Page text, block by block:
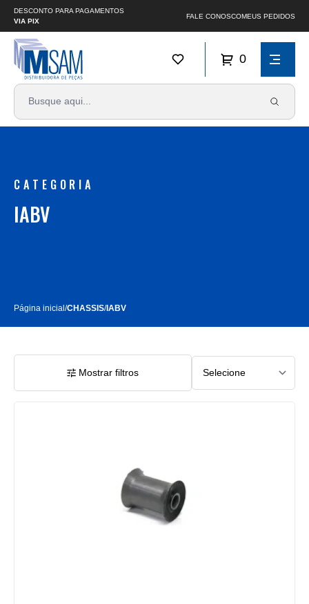
DESCONTO PARA PAGAMENTOS
VIA PIX
FALE CONOSCOMEUS PEDIDOS
0
CATEGORIA
IABV
Página inicial/CHASSIS/IABV
Mostrar filtros